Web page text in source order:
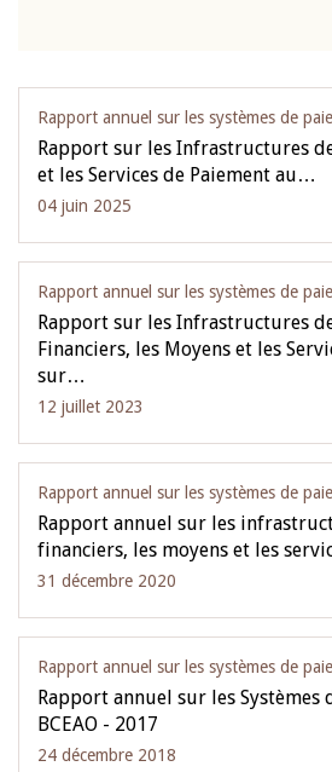
Rapport annuel sur les systèmes de
Rapport sur les Infrastructures
et les Services de Paiement au…
04 juin 2025
Rapport annuel sur les systèmes de
Rapport sur les Infrastructures
Financiers, les Moyens et les
sur…
12 juillet 2023
Rapport annuel sur les systèmes de
Rapport annuel sur les
financiers, les moyens et les
31 décembre 2020
Rapport annuel sur les systèmes de
Rapport annuel sur les Systèmes
BCEAO - 2017
24 décembre 2018